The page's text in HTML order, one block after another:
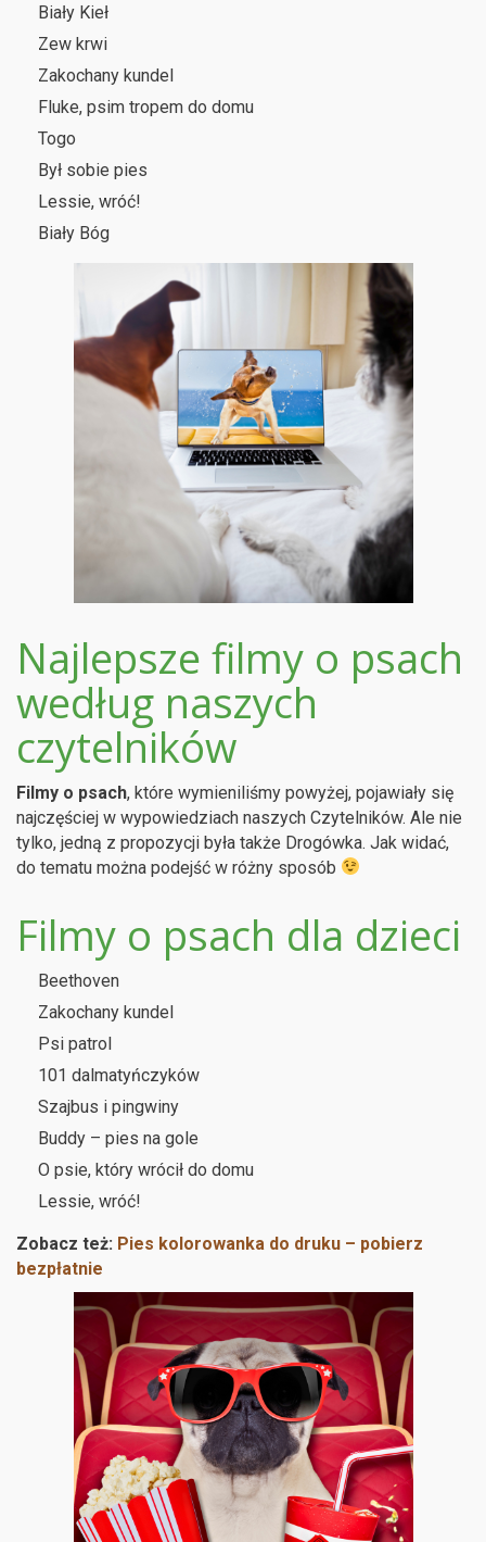
Biały Kieł
Zew krwi
Zakochany kundel
Fluke, psim tropem do domu
Togo
Był sobie pies
Lessie, wróć!
Biały Bóg
Najlepsze filmy o psach
według naszych
czytelników
Filmy o psach, które wymieniliśmy powyżej, pojawiały się
najczęściej w wypowiedziach naszych Czytelników. Ale nie
tylko, jedną z propozycji była także Drogówka. Jak widać,
do tematu można podejść w różny sposób
Filmy o psach dla dzieci
Beethoven
Zakochany kundel
Psi patrol
101 dalmatyńczyków
Szajbus i pingwiny
Buddy – pies na gole
O psie, który wrócił do domu
Lessie, wróć!
Zobacz też: Pies kolorowanka do druku – pobierz
bezpłatnie